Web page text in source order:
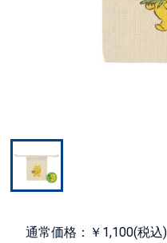
通常価格：￥1,100(税込)